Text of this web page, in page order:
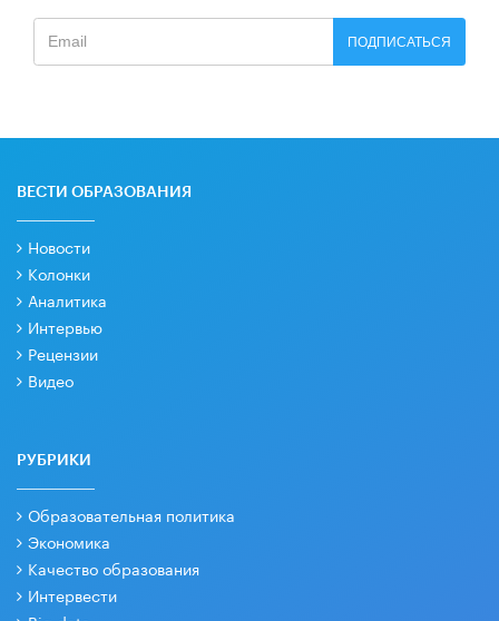
ПОДПИСАТЬСЯ
ВЕСТИ ОБРАЗОВАНИЯ
Новости
Колонки
Аналитика
Интервью
Рецензии
Видео
РУБРИКИ
Образовательная политика
Экономика
Качество образования
Интервести